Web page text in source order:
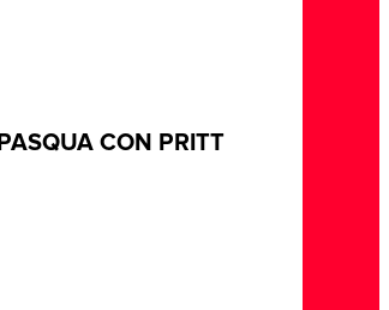
PASQUA CON PRITT